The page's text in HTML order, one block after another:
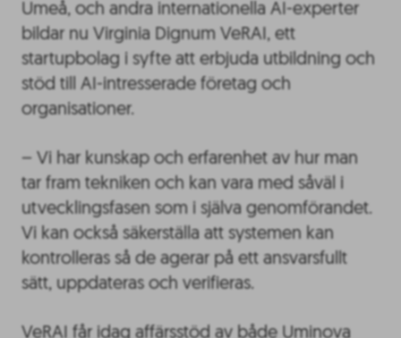
Umeå, och andra internationella AI-experter
bildar nu Virginia Dignum VeRAI, ett
startupbolag i syfte att erbjuda utbildning och
stöd till AI-intresserade företag och
organisationer.
– Vi har kunskap och erfarenhet av hur man
tar fram tekniken och kan vara med såväl i
utvecklingsfasen som i själva genomförandet.
Vi kan också säkerställa att systemen kan
kontrolleras så de agerar på ett ansvarsfullt
sätt, uppdateras och verifieras.
VeRAI får idag affärsstöd av både Uminova